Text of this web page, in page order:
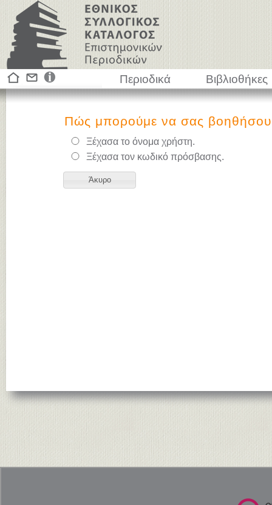
Περιοδικά Βιβλιοθήκες
Πώς μπορούμε να σας
Ξέχασα το όνομα χρήστη.
Ξέχασα τον κωδικό πρόσβασης.